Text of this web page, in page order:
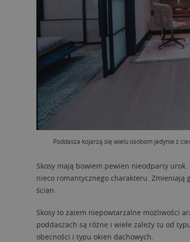
Poddasza kojarzą się wielu osobom jedynie z
Skosy mają bowiem pewien nieodparty
nieco romantycznego charakteru. Zmieniają
ścian.
Skosy to zatem niepowtarzalne możliwości
poddaszach są różne i wiele zależy tu od
obecności i typu okien dachowych.